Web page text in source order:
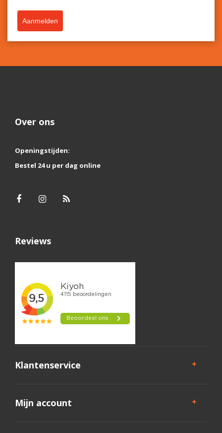
Aanmelden
Over ons
Openingstijden:
Bestel 24 u per dag online
Reviews
Klantenservice
Mijn account